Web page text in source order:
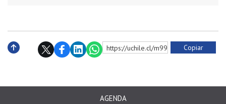
https://uchile.cl/m9977 Copiar
AGENDA